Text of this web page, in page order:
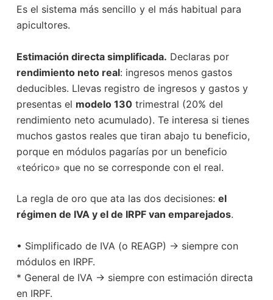
Es el sistema más sencillo y el más habitual para
apicultores.
Estimación directa simplificada. Declaras por
rendimiento neto real: ingresos menos gastos
deducibles. Llevas registro de ingresos y gastos y
presentas el modelo 130trimestral (20% del
rendimiento neto acumulado). Te interesa si tienes
muchos gastos reales que tiran abajo tu beneficio,
porque en módulos pagarías por un beneficio
«teórico» que no se corresponde con el real.
La regla de oro que ata las dos decisiones: el
régimen de IVA y el de IRPF van emparejados.
• Simplificado de IVA (o REAGP) → siempre con
módulos en IRPF.
* General de IVA → siempre con estimación directa
en IRPF.